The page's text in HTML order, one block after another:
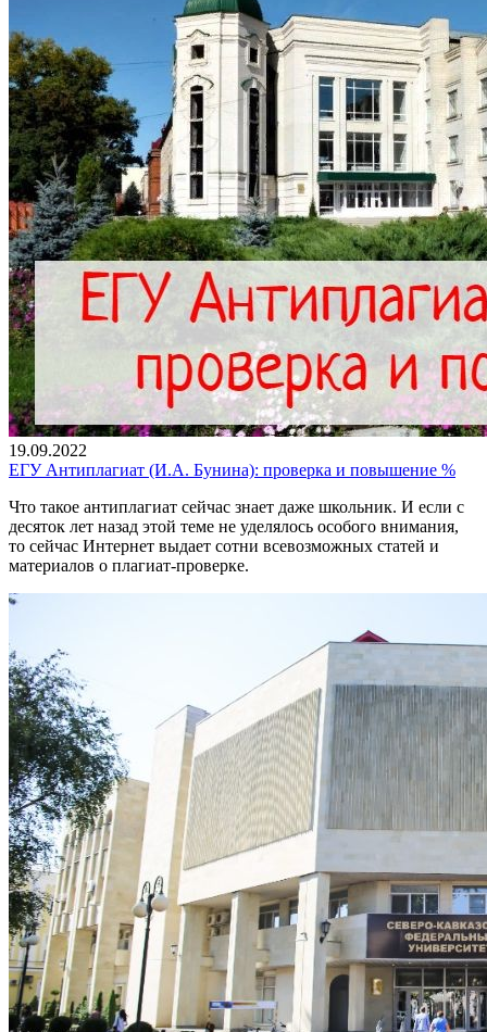
19.09.2022
ЕГУ Антиплагиат (И.А. Бунина): проверка и повышение %
Что такое антиплагиат сейчас знает даже школьник. И если с
десяток лет назад этой теме не уделялось особого внимания,
то сейчас Интернет выдает сотни всевозможных статей и
материалов о плагиат-проверке.